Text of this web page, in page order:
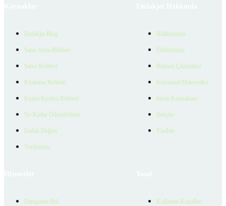
Emlakjet Blog
Satın Alma Rehberi
Satıcı Rehberi
Kiralama Rehberi
Konut Kredisi Rehberi
Ne Kadar Ödeyebilirim
Emlak Değeri
Verilerimiz
Hakkımızda
Ödüllerimiz
Reklam Çözümleri
Kurumsal Materyaller
İnsan Kaynakları
İletişim
Yardım
Danışman Bul Kullanım Koşulları